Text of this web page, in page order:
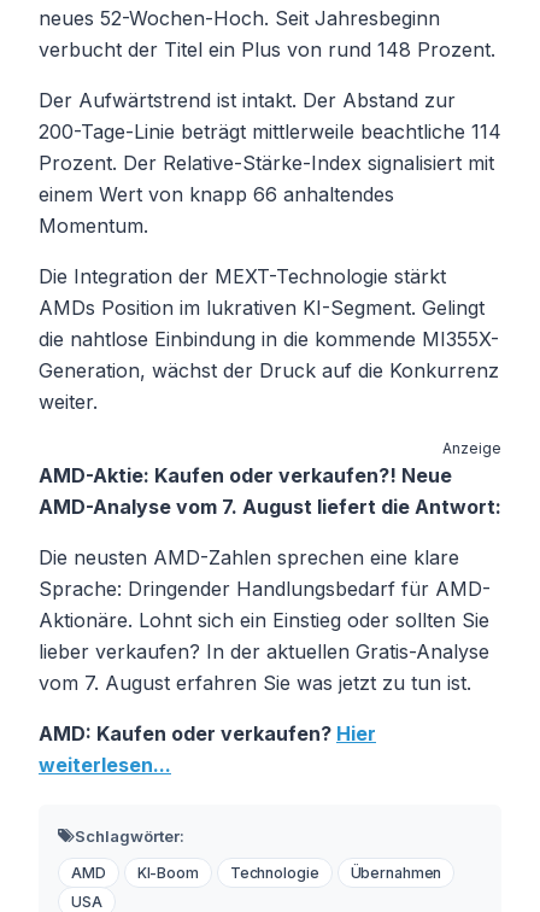
neues 52-Wochen-Hoch. Seit Jahresbeginn
verbucht der Titel ein Plus von rund 148 Prozent.
Der Aufwärtstrend ist intakt. Der Abstand zur
200-Tage-Linie beträgt mittlerweile beachtliche 114
Prozent. Der Relative-Stärke-Index signalisiert mit
einem Wert von knapp 66 anhaltendes
Momentum.
Die Integration der MEXT-Technologie stärkt
AMDs Position im lukrativen KI-Segment. Gelingt
die nahtlose Einbindung in die kommende MI355X-
Generation, wächst der Druck auf die Konkurrenz
weiter.
Anzeige
AMD-Aktie: Kaufen oder verkaufen?! Neue
AMD-Analyse vom 7. August liefert die Antwort:
Die neusten AMD-Zahlen sprechen eine klare
Sprache: Dringender Handlungsbedarf für AMD-
Aktionäre. Lohnt sich ein Einstieg oder sollten Sie
lieber verkaufen? In der aktuellen Gratis-Analyse
vom 7. August erfahren Sie was jetzt zu tun ist.
AMD: Kaufen oder verkaufen? Hier
weiterlesen...
Schlagwörter:
AMD KI-Boom Technologie
Übernahmen
USA